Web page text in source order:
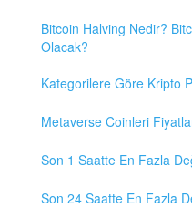
Bitcoin Halving Nedir?
Olacak?
Kategorilere Göre Kripto
Metaverse Coinleri
Son 1 Saatte En Fazla
Son 24 Saatte En Fazla